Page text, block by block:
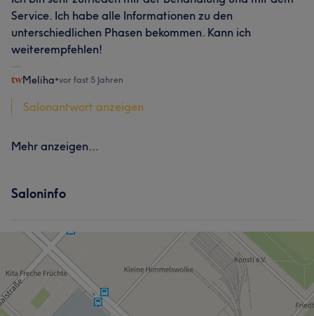
Service. Ich habe alle Informationen zu den
unterschiedlichen Phasen bekommen. Kann ich
weiterempfehlen!
Meliha•vor fast 5 Jahren
Salonantwort anzeigen
Mehr anzeigen...
Saloninfo